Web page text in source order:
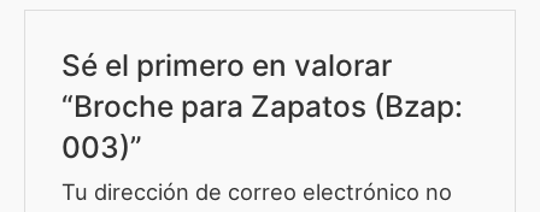
Sé el primero en valorar
“Broche para Zapatos (Bzap:
003)”
Tu dirección de correo electrónico no